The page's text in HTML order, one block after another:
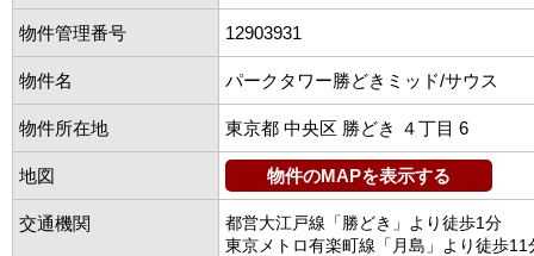
物件管理番号 12903931
物件名 パークタワー勝どきミッド/サウス
物件所在地 東京都 中央区 勝どき ４丁目 6
地図 物件のMAPを表示する
交通機関
都営大江戸線「勝どき」より徒歩1分
東京メトロ有楽町線「月島」より徒歩11